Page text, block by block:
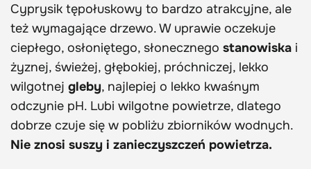
Cyprysik tępołuskowy to bardzo atrakcyjne, ale
też wymagające drzewo. W uprawie oczekuje
ciepłego, osłoniętego, słonecznego stanowiska i
żyznej, świeżej, głębokiej, próchniczej, lekko
wilgotnej gleby, najlepiej o lekko kwaśnym
odczynie pH. Lubi wilgotne powietrze, dlatego
dobrze czuje się w pobliżu zbiorników wodnych.
Nie znosi suszy i zanieczyszczeń powietrza.